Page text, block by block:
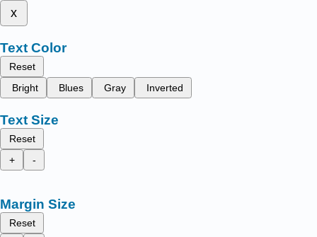
x
Text Color
Reset
Bright
Blues Gray Inverted
Text Size
Reset
+
-
Margin Size
Reset